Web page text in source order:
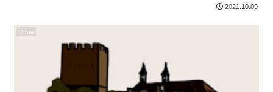
2021.10.09
Other